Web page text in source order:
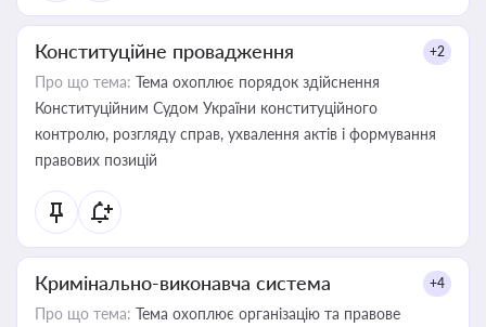
Конституційне провадження +2
Про що тема: Тема охоплює порядок здійснення
Конституційним Судом України конституційного
контролю, розгляду справ, ухвалення актів і формування
правових позицій
Кримінально-виконавча система +4
Про що тема: Тема охоплює організацію та правове